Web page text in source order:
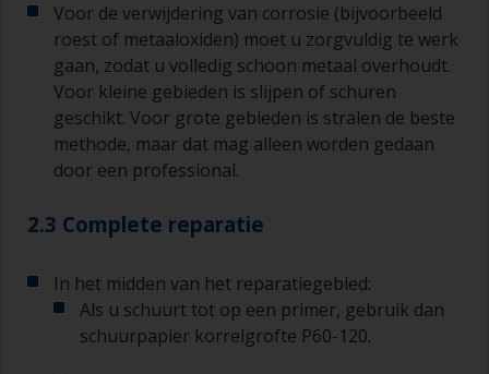
Voor de verwijdering van corrosie (bijvoorbeeld
roest of metaaloxiden) moet u zorgvuldig te werk
gaan, zodat u volledig schoon metaal overhoudt.
Voor kleine gebieden is slijpen of schuren
geschikt. Voor grote gebieden is stralen de beste
methode, maar dat mag alleen worden gedaan
door een professional.
2.3 Complete reparatie
In het midden van het reparatiegebied:
Als u schuurt tot op een primer, gebruik dan
schuurpapier korrelgrofte P60-120.